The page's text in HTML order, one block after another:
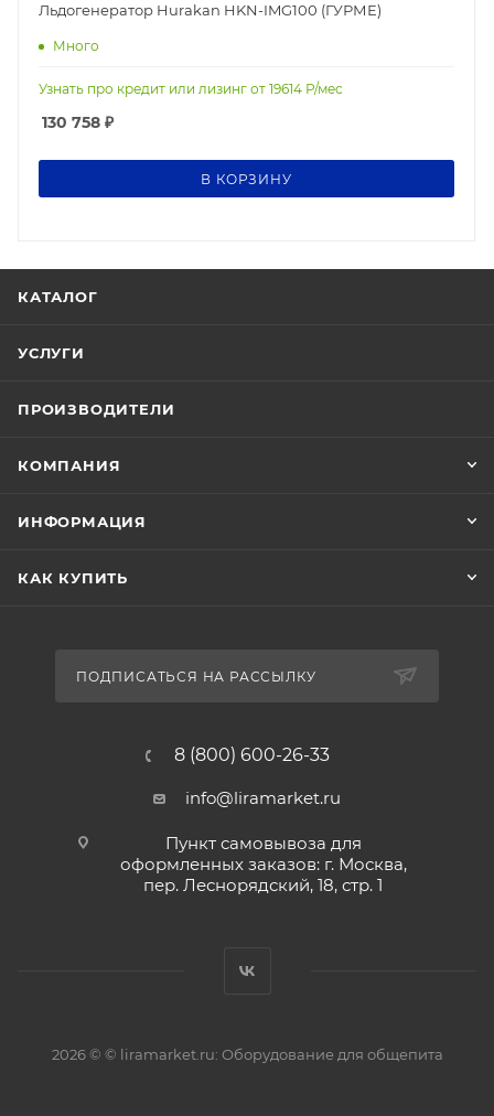
Льдогенератор Hurakan HKN-IMG100 (ГУРМЕ)
Много
Узнать про кредит или лизинг от 19614 Р/мес
130 758 ₽
В КОРЗИНУ
КАТАЛОГ
УСЛУГИ
ПРОИЗВОДИТЕЛИ
КОМПАНИЯ
ИНФОРМАЦИЯ
КАК КУПИТЬ
ПОДПИСАТЬСЯ НА РАССЫЛКУ
8 (800) 600-26-33
info@liramarket.ru
Пункт самовывоза для
оформленных заказов: г. Москва,
пер. Леснорядский, 18, стр. 1
2026 © © liramarket.ru: Оборудование для общепита